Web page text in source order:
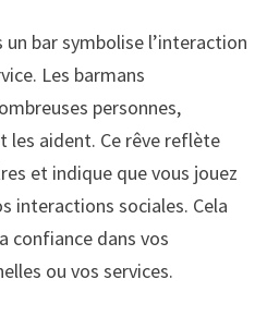
un bar symbolise l’interaction
Les barmans
personnes,
les aident. Ce rêve reflète
et indique que vous jouez
interactions sociales. Cela
confiance dans vos
ou vos services.